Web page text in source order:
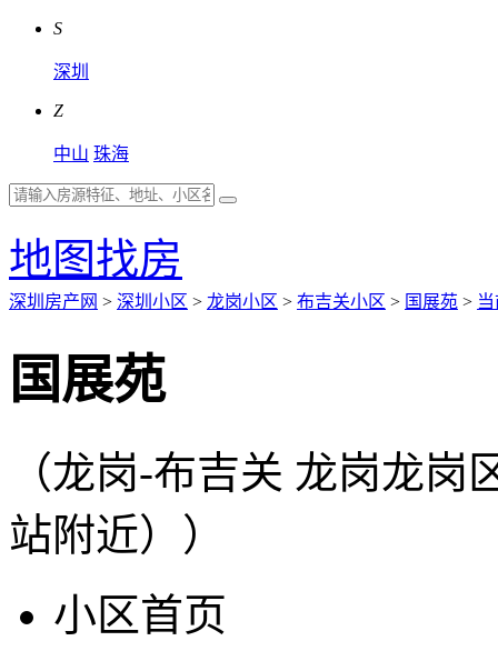
S
深圳
Z
中山 珠海
地图找房
深圳房产网 > 深圳小区 > 龙岗小区 > 布吉关小区 > 国展苑 >
国展苑
（龙岗-布吉关 龙岗龙
站附近））
小区首页